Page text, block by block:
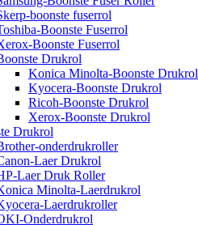
boonste fuserrol
Boonste Fuserrol
Boonste Fuserrol
Drukrol
Konica Minolta-Boonste Drukrol
Kyocera-Boonste Drukrol
Ricoh-Boonste Drukrol
Xerox-Boonste Drukrol
Drukrol
onderdrukroller
Laer Drukrol
Laer Druk Roller
Minolta-Laerdrukrol
Laerdrukroller
Onderdrukrol